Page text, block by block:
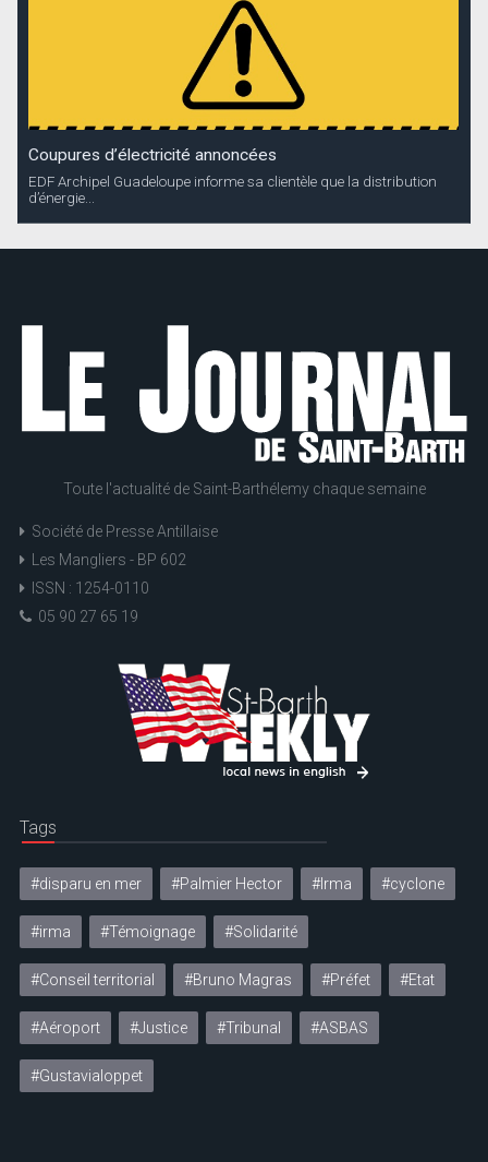
Toute l'actualité de Saint-Barthélemy chaque semaine
Société de Presse Antillaise
Les Mangliers - BP 602
ISSN : 1254-0110
05 90 27 65 19
Tags
#disparu en mer #Palmier Hector #Irma #cyclone
#irma #Témoignage #Solidarité
#Conseil territorial #Bruno Magras #Préfet #Etat
#Aéroport #Justice #Tribunal #ASBAS
#Gustavialoppet